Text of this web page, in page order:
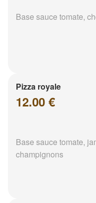
Base sauce tomate,
Pizza royale
12.00 €
Base sauce tomate,
champignons